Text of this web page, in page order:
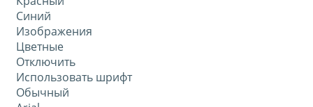
Синий
Изображения
Цветные
Отключить
Использовать шрифт
Обычный